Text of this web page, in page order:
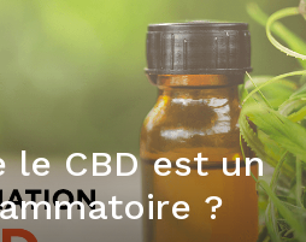
le CBD est un
?